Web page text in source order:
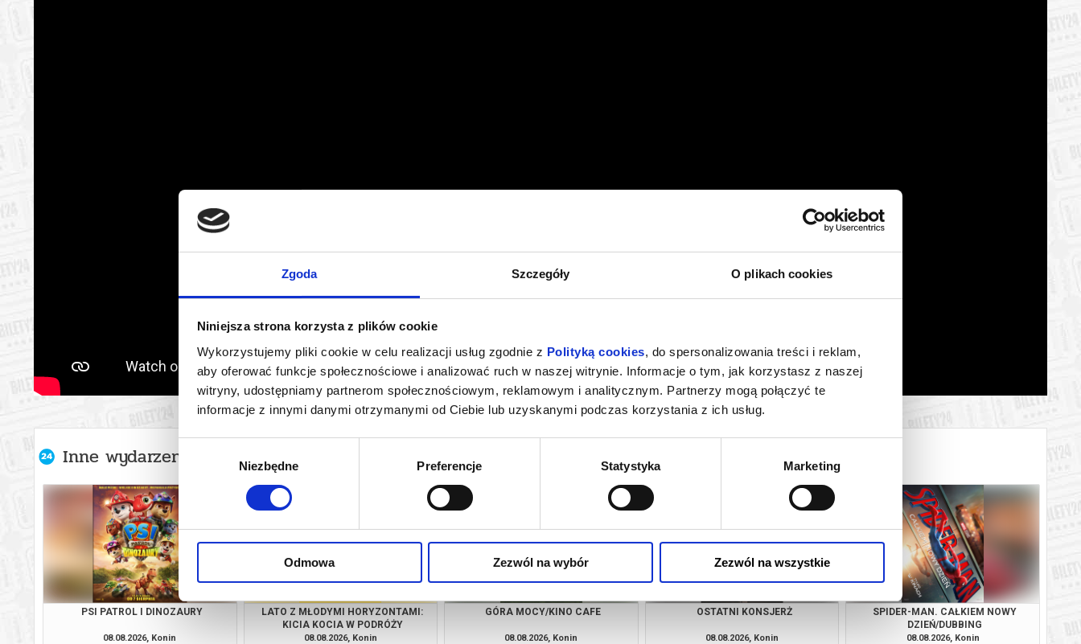
Zgoda Szczegóły O plikach cookies
Niniejsza strona korzysta z plików cookie
Wykorzystujemy pliki cookie w celu realizacji usług zgodnie z Polityką cookies, do spersonalizowania treści i reklam,
aby oferować funkcje społecznościowe i analizować ruch w naszej witrynie. Informacje o tym, jak korzystasz z naszej
witryny, udostępniamy partnerom społecznościowym, reklamowym i analitycznym. Partnerzy mogą połączyć te
informacje z innymi danymi otrzymanymi od Ciebie lub uzyskanymi podczas korzystania z ich usług.
Niezbędne Preferencje Statystyka Marketing
Odmowa Zezwól na wybór Zezwól na wszystkie
Inne wydarzenia organizatora
PSI PATROL I DINOZAURY
08.08.2026, Konin
LATO Z MŁODYMI HORYZONTAMI:
KICIA KOCIA W PODRÓŻY
08.08.2026, Konin
GÓRA MOCY/KINO CAFE
08.08.2026, Konin
OSTATNI KONSJERŻ
08.08.2026, Konin
SPIDER-MAN. CAŁKIEM NOWY
DZIEŃ/DUBBING
08.08.2026, Konin